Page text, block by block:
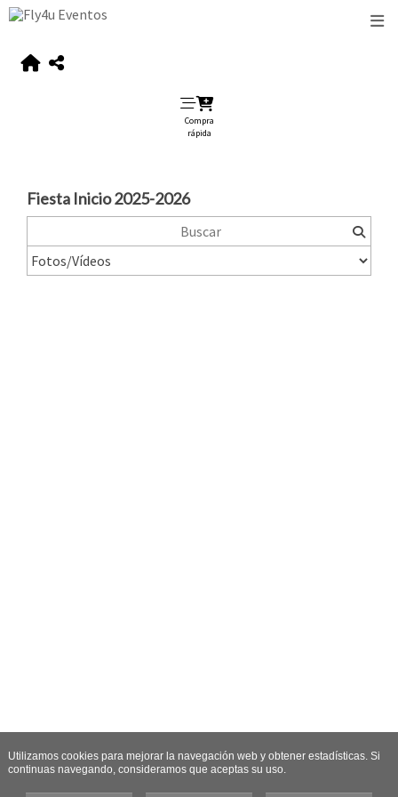
Compra
rápida
Fiesta Inicio 2025-2026
Utilizamos cookies para mejorar la navegación web y obtener estadísticas. Si
continuas navegando, consideramos que aceptas su uso.